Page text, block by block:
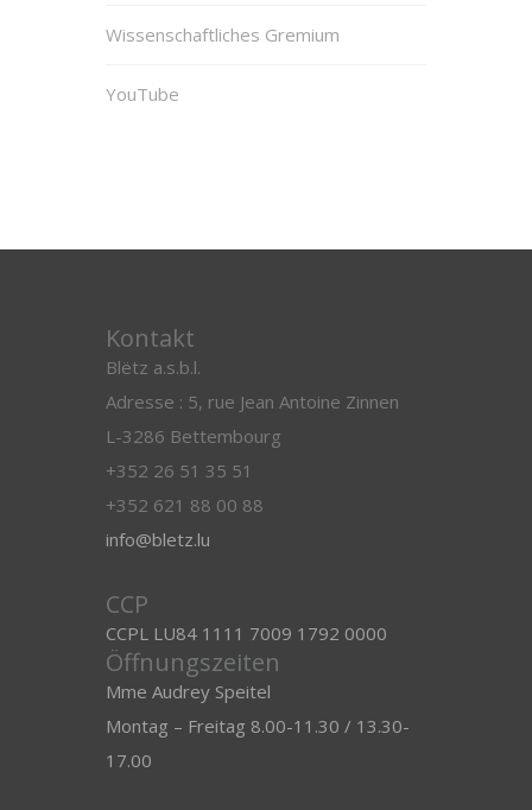
Wissenschaftliches Gremium
YouTube
Kontakt
Blëtz a.s.b.l.
Adresse : 5, rue Jean Antoine Zinnen
L-3286 Bettembourg
+352 26 51 35 51
+352 621 88 00 88
info@bletz.lu
CCP
CCPL LU84 1111 7009 1792 0000
Öffnungszeiten
Mme Audrey Speitel
Montag – Freitag 8.00-11.30 / 13.30-
17.00